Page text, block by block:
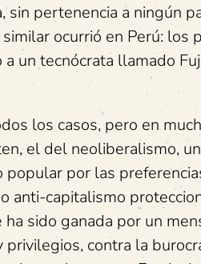
sin pertenencia a ningún
ocurrió en Perú: los
un tecnócrata llamado
los casos, pero en
el del neoliberalismo,
por las
anti-capitalismo
sido ganada por un
contra la